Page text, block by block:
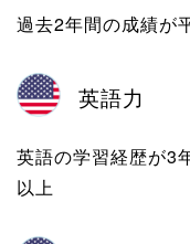
過去2年間の成績が
英語力
英語の学習経歴が3
以上